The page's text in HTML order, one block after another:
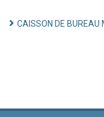
CAISSON DE BUREAU